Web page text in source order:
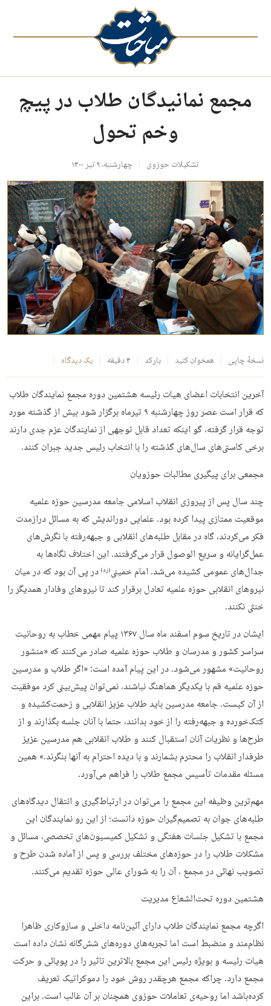
مجمع نمانیدگان طلاب در پیچ
‌وخم تحول
تشکیلات حوزوی چهارشنبه، ۹ تیر ۱۴۰۰
نسخهٔ چاپی همخوان کنید بارکد ۴ دقیقه یک دیدگاه
آخرین انتخابات اعضای هیات رئیسه هشتمین دوره مجمع نمایندگان طلاب
که قرار است عصر روز چهارشنبه ۹ تیرماه برگزار شود بیش از گذشته مورد
توجه قرار گرفته‌، گو اینکه تعداد قابل توجهی از نمایندگان عزم جدی دارند
برخی کاستی‌های سال‌های گذشته را با انتخاب رئیس جدید جبران کنند.
مجمعی برای پیگیری مطالبات حوزویان
چند سال پس از پیروزی انقلاب اسلامی جامعه مدرسین حوزه علمیه
موقعیت ممتازی پیدا کرده بود. علمایی دوراندیش که به مسائل درازمدت
فکر می‌کردند، گاه در مقابل طلبه‌های انقلابی و جبهه‌رفته با نگرش‌های
عمل‌گرایانه و سریع الوصول قرار می‌گرفتند. این اختلاف نگاه‌ها به
جدال‌های عمومی کشیده می‌شد. امام خمینی(ره) در پی آن بود که در میان
نیروهای انقلابی حوزه علمیه تعادل برقرار کند تا نیروهای وفادار همدیگر را
خنثی نکنند.
ایشان در تاریخ سوم اسفند ماه سال ۱۳۶۷ پیام مهمی خطاب به روحانیت
سراسر کشور و مدرسان و طلاب حوزه علمیه صادر می‌کنند که «منشور
روحانیت» مشهور می‌شود. در این پیام آمده است: «اگر طلاب و مدرسین
حوزه علمیه قم با یکدیگر هماهنگ نباشند، نمی‌توان پیش‌بینی کرد موفقیت
از آن کیست. جامعه مدرسین باید طلاب عزیز انقلابی و زحمت‌کشیده و
کتک‌خورده و جبهه‌رفته را از خود بدانند، حتما با آنان جلسه بگذارند و از
طرح‌ها و نظریات آنان استقبال کنند و طلاب انقلابی هم مدرسین عزیز
طرفدار انقلاب را محترم بشمارند و با دیده احترام به آنها بنگرند.» همین
مسئله مقدمات تأسیس مجمع طلاب را فراهم می‌آورد.
مهم‌ترین وظیفه این مجمع را می‌توان در ارتباط‌گیری و انتقال دیدگاه‌‌های
طلبه‌های جوان به تصمیم‌گیران حوزه دانست؛ از این رو نمایندگان این
مجمع با تشکیل جلسات هفتگی و تشکیل کمیسیون‌های تخصصی، مسائل و
مشکلات طلاب را در حوزه‌های مختلف بررسی و پس از آماده شدن طرح و
تصویب نهائی در مجمع ، آن را به شورای عالی حوزه تقدیم می‌کنند.
هشتمین دوره تحت‌الشعاع مدیریت
اگرچه مجمع نمایندگان طلاب دارای آئین‌نامه داخلی و سازوکاری ظاهرا
نظام‌مند و منضبط است اما تجربه‌های دوره‌های شش‌گانه نشان داده است
هیات رئیسه و بویژه رئیس این مجمع بالاترین تاثیر را در پویائی و حرکت
مجمع دارد. چراکه مجمع هرچقدر روش خود را دموکراتیک تعریف
کرده‌باشد اما روحیه‌ی تعاملات حوزوی همچنان بر آن غالب است. براین